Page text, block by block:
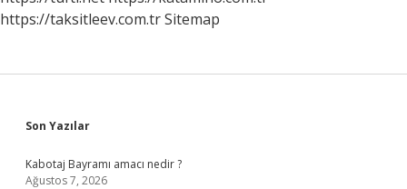
https://taksitleev.com.trSitemap
Sidebar
Son Yazılar
Kabotaj Bayramı amacı nedir ?
Ağustos 7, 2026